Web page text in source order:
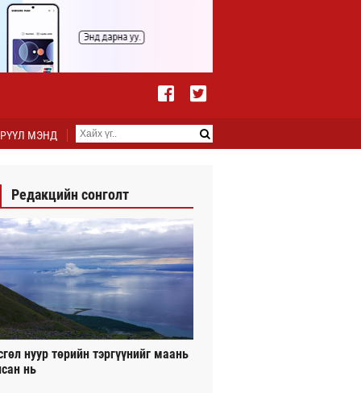
МЭНД
Редакцийн сонголт
нуур төрийн тэргүүнийг маань
нь